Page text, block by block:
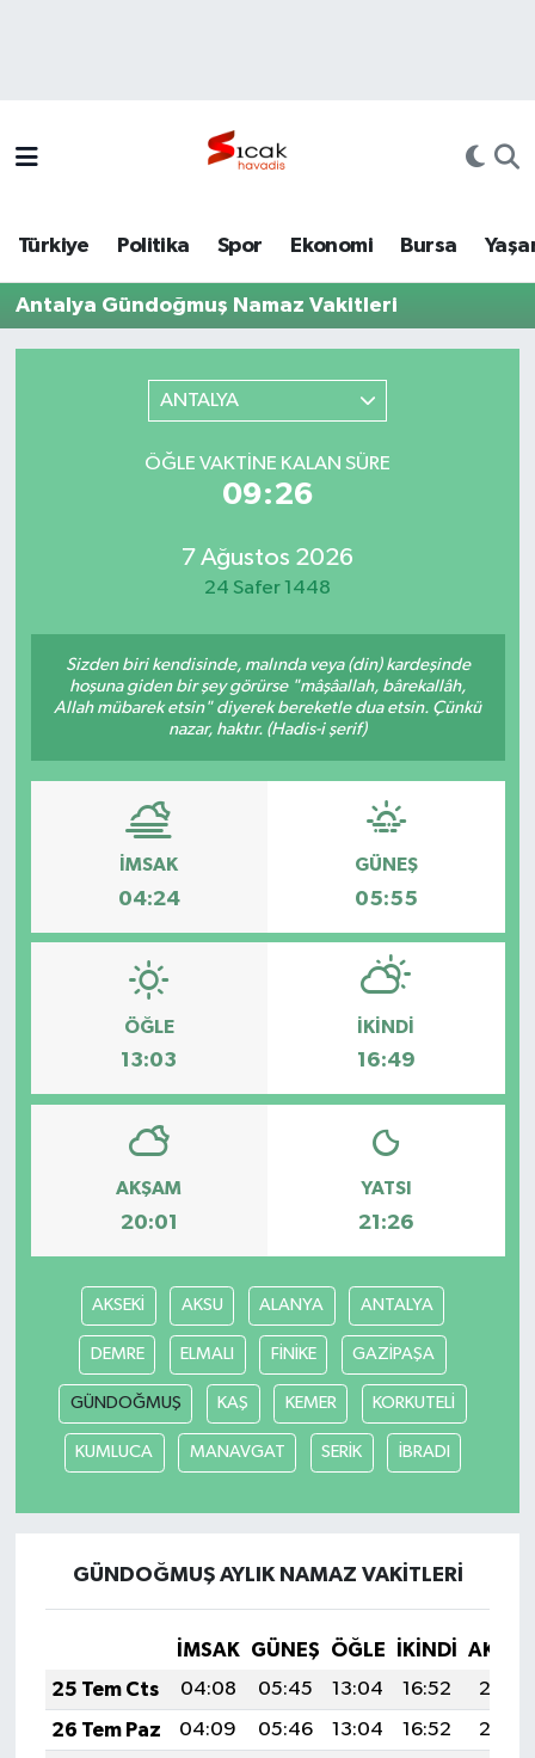
Türkiye Politika Spor Ekonomi Bursa
Antalya Gündoğmuş Namaz Vakitleri
ANTALYA
ÖĞLE VAKTINE KALAN SÜRE
09:26
7 Ağustos 2026
24 Safer 1448
Sizden biri kendisinde, malında veya (din) kardeşinde
hoşuna giden bir şey görürse "mâşâallah, bârekallâh,
Allah mübarek etsin" diyerek bereketle dua etsin. Çünkü
nazar, haktır. (Hadis-i şerif)
İMSAK
04:24
GÜNEŞ
05:55
ÖĞLE
13:03
İKINDI
16:49
AKŞAM
20:01
YATSI
21:26
AKSEKİ AKSU ALANYA ANTALYA
DEMRE ELMALI FİNİKE GAZİPAŞA
GÜNDOĞMUŞ KAŞ KEMER KORKUTELİ
KUMLUCA MANAVGAT SERİK İBRADI
GÜNDOĞMUŞ AYLIK NAMAZ VAKITLERI
İMSAK GÜNEŞ ÖĞLE İKINDI
25 Tem Cts
04:08 05:45 13:04 16:52
20:12
26 Tem Paz
04:09 05:46 13:04 16:52
20:12
Politika
Sağlık
Dünya
Magazin
Gündem
Teknoloji
Genel
Bilim, Teknoloji
Tüm Manşetler
Son Dakika Haberleri
Haber Arşivi